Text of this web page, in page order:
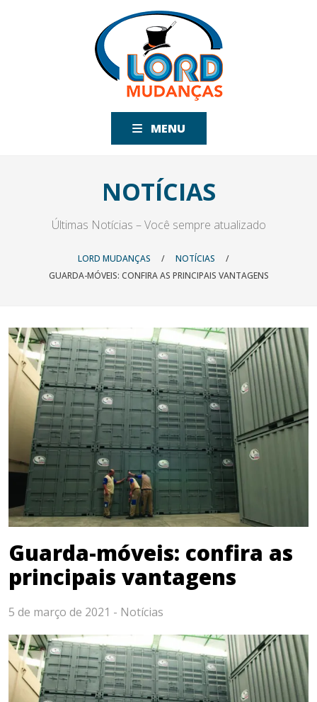
MENU
NOTÍCIAS
Últimas Notícias – Você sempre atualizado
LORD MUDANÇAS / NOTÍCIAS
/
GUARDA-MÓVEIS: CONFIRA AS PRINCIPAIS VANTAGENS
Guarda-móveis: confira as
principais vantagens
5 de março de 2021 - Notícias